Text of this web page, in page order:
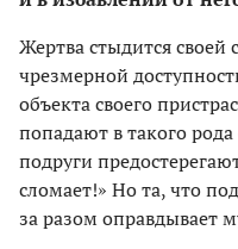
Жертва стыдится своей
чрезмерной
объекта своего
попадают в такого
подруги
сломает!» Но та, что
за разом оправдывает